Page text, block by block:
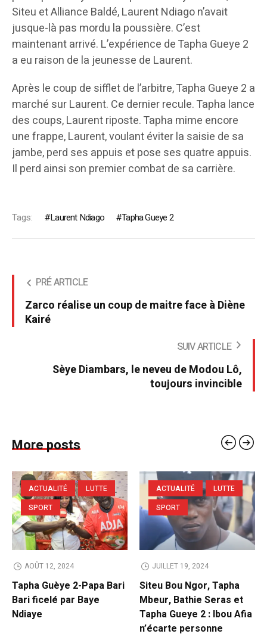
Siteu et Alliance Baldé, Laurent Ndiago n’avait
jusque-là pas mordu la poussière. C’est
maintenant arrivé. L’expérience de Tapha Gueye 2
a eu raison de la jeunesse de Laurent.
Après le coup de sifflet de l’arbitre, Tapha Gueye 2 a
marché sur Laurent. Ce dernier recule. Tapha lance
des coups, Laurent riposte. Tapha mime encore
une frappe, Laurent, voulant éviter la saisie de sa
jambe, perd ses appuis et pose ses quatre appuis.
Il perd ainsi son premier combat de sa carrière.
Tags: Laurent Ndiago Tapha Gueye 2
PRÉ ARTICLE
Zarco réalise un coup de maitre face à Diène
Kairé
SUIV ARTICLE
Sèye Diambars, le neveu de Modou Lô,
toujours invincible
More posts
ACTUALITÉ
LUTTE
SPORT
AOÛT 12, 2024
Tapha Guèye 2-Papa Bari
Bari ficelé par Baye
Ndiaye
ACTUALITÉ
LUTTE
SPORT
JUILLET 19, 2024
Siteu Bou Ngor, Tapha
Mbeur, Bathie Seras et
Tapha Gueye 2 : Ibou Afia
n’écarte personne